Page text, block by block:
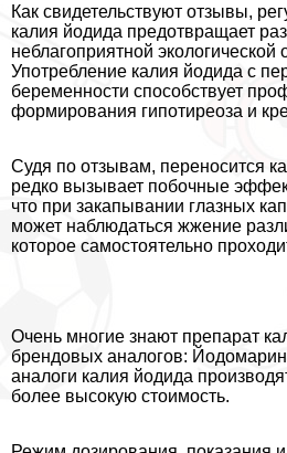
Как свидетельствуют отзывы,
калия йодида предотвращает
нeблагоприятной экологической
Употрeбление калия йодида с
беременности способствует
формирования гипотиреоза и
Судя по отзывам, переносится
редко вызывает побочные
что при закапывании глазных
может наблюдаться жжение
которое самостоятельно
Очень многие знают препарат
брендовых аналогов:
аналоги калия йодида
более высокую стоимость.